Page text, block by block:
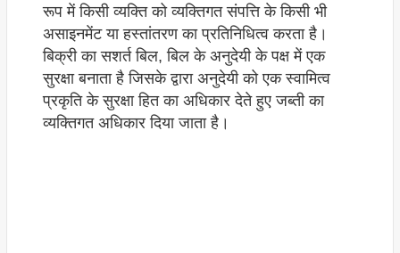
रूप में किसी व्यक्ति को व्यक्तिगत संपत्ति के किसी भी
असाइनमेंट या हस्तांतरण का प्रतिनिधित्व करता है।
बिक्री का सशर्त बिल, बिल के अनुदेयी के पक्ष में एक
सुरक्षा बनाता है जिसके द्वारा अनुदेयी को एक स्वामित्व
प्रकृति के सुरक्षा हित का अधिकार देते हुए जब्ती का
व्यक्तिगत अधिकार दिया जाता है।